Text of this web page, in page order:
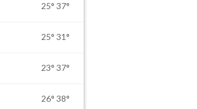
25° 37°
25° 31°
23° 37°
26° 38°